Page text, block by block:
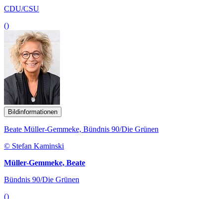
CDU/CSU
()
Bildinformationen
Beate Müller-Gemmeke, Bündnis 90/Die Grünen
© Stefan Kaminski
Müller-Gemmeke, Beate
Bündnis 90/Die Grünen
()